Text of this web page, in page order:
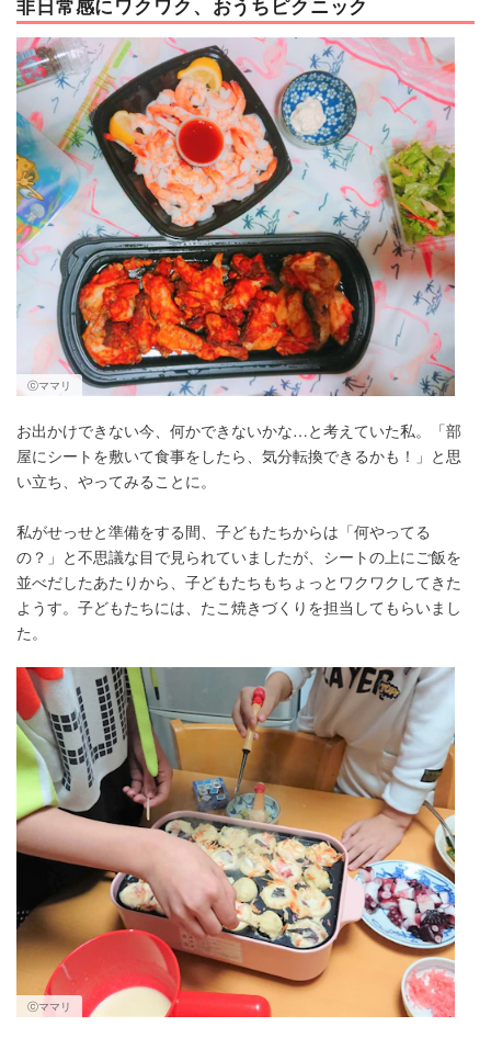
非日常感にワクワク、おうちピクニック
ⓒママリ
お出かけできない今、何かできないかな…と考えていた私。「部
屋にシートを敷いて食事をしたら、気分転換できるかも！」と思
い立ち、やってみることに。
私がせっせと準備をする間、子どもたちからは「何やってる
の？」と不思議な目で見られていましたが、シートの上にご飯を
並べだしたあたりから、子どもたちもちょっとワクワクしてきた
ようす。子どもたちには、たこ焼きづくりを担当してもらいまし
た。
ⓒママリ